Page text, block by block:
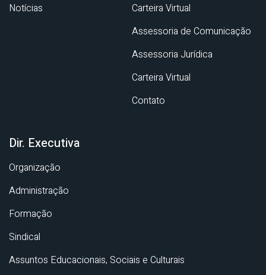
Notícias
Carteira Virtual
Assessoria de Comunicação
Assessoria Jurídica
Carteira Virtual
Contato
Dir. Executiva
Organização
Administração
Formação
Sindical
Assuntos Educacionais, Sociais e Culturais